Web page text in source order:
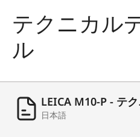
テクニカル
ル
LEICA M10-P - テ
日本語